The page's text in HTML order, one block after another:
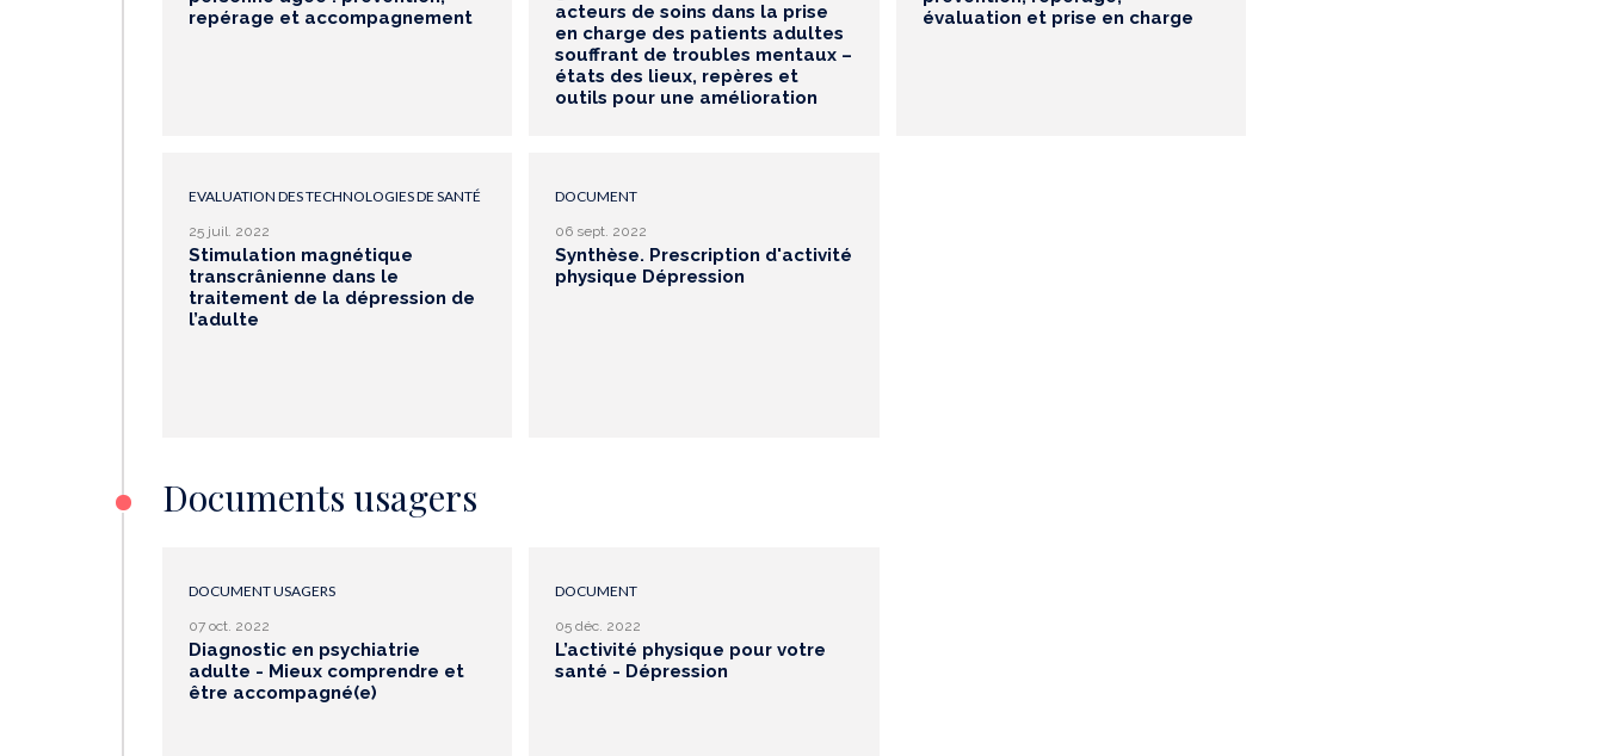
repérage et accompagnement
acteurs de soins dans la prise
en charge des patients adultes
souffrant de troubles mentaux –
états des lieux, repères et
outils pour une amélioration
évaluation et prise en charge
EVALUATION DES TECHNOLOGIES DE SANTÉ
25 juil. 2022
Stimulation magnétique
transcrânienne dans le
traitement de la dépression de
l’adulte
DOCUMENT
06 sept. 2022
Synthèse. Prescription d'activité
physique Dépression
Documents usagers
DOCUMENT USAGERS
07 oct. 2022
Diagnostic en psychiatrie
adulte - Mieux comprendre et
être accompagné(e)
DOCUMENT
05 déc. 2022
L’activité physique pour votre
santé - Dépression